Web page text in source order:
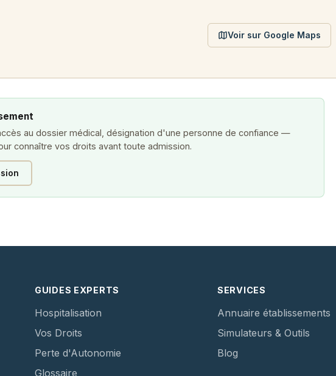
Voir sur Google Maps
au dossier médical, désignation d'une personne de confiance —
connaître vos droits avant toute admission.
GUIDES EXPERTS
Hospitalisation
Vos Droits
Perte d'Autonomie
Glossaire
SERVICES
Annuaire établissements
Simulateurs & Outils
Blog